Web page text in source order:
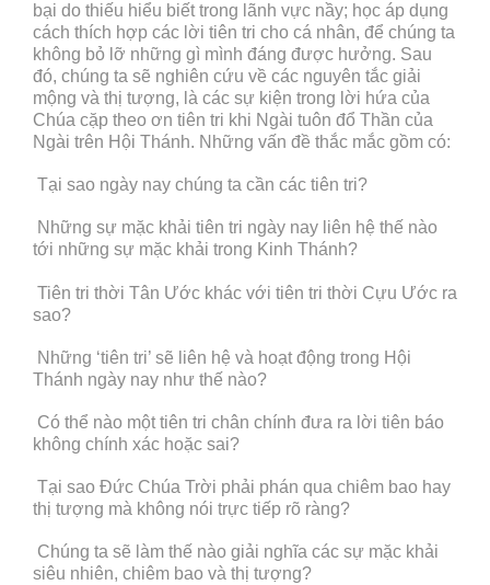
bại do thiếu hiểu biết trong lãnh vực nầy; học áp dụng
cách thích hợp các lời tiên tri cho cá nhân, để chúng ta
không bỏ lỡ những gì mình đáng được hưởng. Sau
đó, chúng ta sẽ nghiên cứu về các nguyên tắc giải
mộng và thị tượng, là các sự kiện trong lời hứa của
Chúa cặp theo ơn tiên tri khi Ngài tuôn đổ Thần của
Ngài trên Hội Thánh. Những vấn đề thắc mắc gồm có:
 Tại sao ngày nay chúng ta cần các tiên tri?
 Những sự mặc khải tiên tri ngày nay liên hệ thế nào
tới những sự mặc khải trong Kinh Thánh?
 Tiên tri thời Tân Ước khác với tiên tri thời Cựu Ước ra
sao?
 Những ‘tiên tri’ sẽ liên hệ và hoạt động trong Hội
Thánh ngày nay như thế nào?
 Có thể nào một tiên tri chân chính đưa ra lời tiên báo
không chính xác hoặc sai?
 Tại sao Đức Chúa Trời phải phán qua chiêm bao hay
thị tượng mà không nói trực tiếp rõ ràng?
 Chúng ta sẽ làm thế nào giải nghĩa các sự mặc khải
siêu nhiên, chiêm bao và thị tượng?